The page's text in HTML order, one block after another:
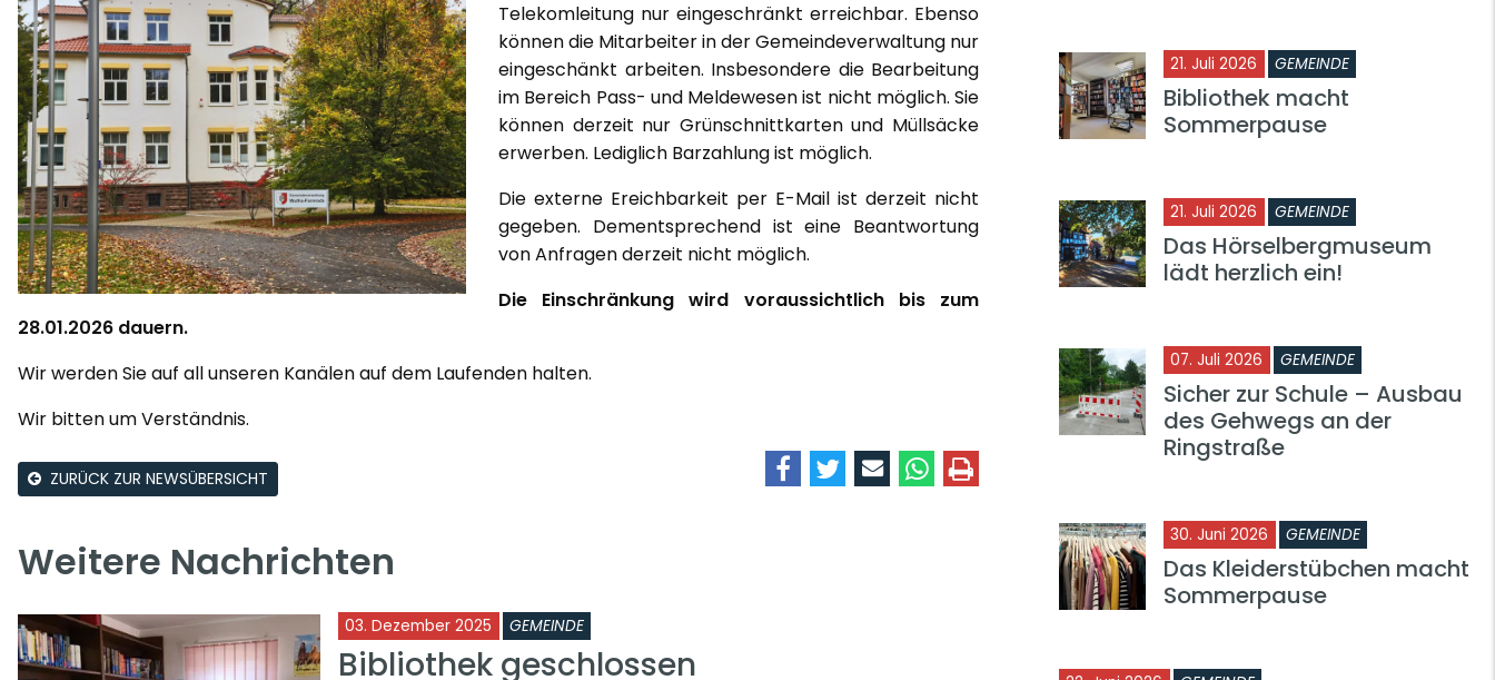
Telekomleitung nur eingeschränkt erreichbar. Ebenso
können die Mitarbeiter in der Gemeindeverwaltung nur
eingeschänkt arbeiten. Insbesondere die Bearbeitung
im Bereich Pass- und Meldewesen ist nicht möglich. Sie
können derzeit nur Grünschnittkarten und Müllsäcke
erwerben. Lediglich Barzahlung ist möglich.
Die externe Ereichbarkeit per E-Mail ist derzeit nicht
gegeben. Dementsprechend ist eine Beantwortung
von Anfragen derzeit nicht möglich.
Die Einschränkung wird voraussichtlich bis zum
28.01.2026 dauern.
Wir werden Sie auf all unseren Kanälen auf dem Laufenden halten.
Wir bitten um Verständnis.
ZURÜCK ZUR NEWSÜBERSICHT
Weitere Nachrichten
03. Dezember 2025 GEMEINDE
Bibliothek geschlossen
21. Juli 2026 GEMEINDE
Bibliothek macht
Sommerpause
21. Juli 2026 GEMEINDE
Das Hörselbergmuseum
lädt herzlich ein!
07. Juli 2026 GEMEINDE
Sicher zur Schule – Ausbau
des Gehwegs an der
Ringstraße
30. Juni 2026 GEMEINDE
Das Kleiderstübchen macht
Sommerpause